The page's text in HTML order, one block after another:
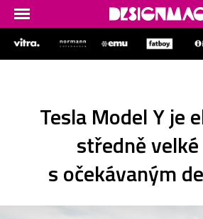
Tesla Model Y je
středně velké
s očekávaným